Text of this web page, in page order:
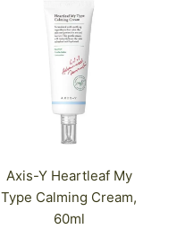
Axis-Y Heartleaf My
Type Calming Cream,
60ml